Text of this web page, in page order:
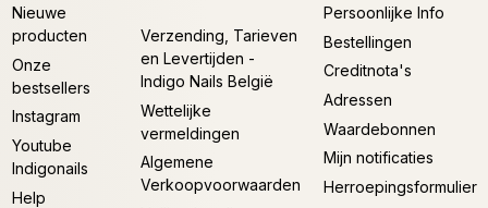
Nieuwe
producten
Onze
bestsellers
Instagram
Youtube
Indigonails
Help
Verzending, Tarieven
en Levertijden -
Indigo Nails België
Wettelijke
vermeldingen
Algemene
Verkoopvoorwaarden
Persoonlijke Info
Bestellingen
Creditnota's
Adressen
Waardebonnen
Mijn notificaties
Herroepingsformulier